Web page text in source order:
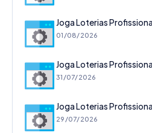
Joga Loterias
01/08/2026
Joga Loterias
31/07/2026
Joga Loterias
29/07/2026